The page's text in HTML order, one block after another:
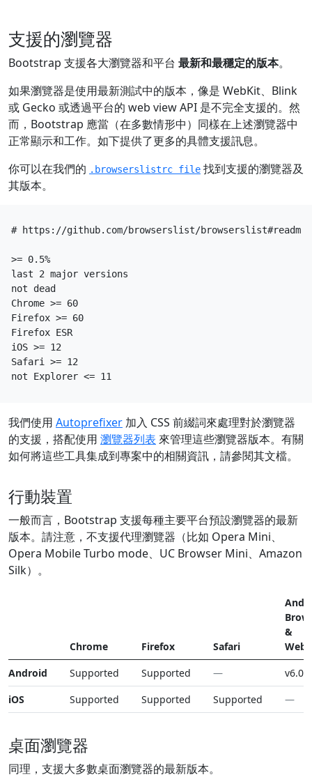
支援的瀏覽器
Bootstrap 支援各大瀏覽器和平台 最新和最穩定的版本。
如果瀏覽器是使用最新測試中的版本，像是 WebKit、Blink
或 Gecko 或透過平台的 web view API 是不完全支援的。然
而，Bootstrap 應當（在多數情形中）同樣在上述瀏覽器中
正常顯示和工作。如下提供了更多的具體支援訊息。
你可以在我們的 .browserslistrc file 找到支援的瀏覽器及
其版本。
# https://github.com/browserslist/browserslist#readme
>= 0.5%
last 2 major versions
not dead
Chrome >= 60
Firefox >= 60
Firefox ESR
iOS >= 12
Safari >= 12
我們使用 Autoprefixer 加入 CSS 前綴詞來處理對於瀏覽器
的支援，搭配使用 瀏覽器列表 來管理這些瀏覽器版本。有關
如何將這些工具集成到專案中的相關資訊，請參閱其文檔。
行動裝置
一般而言，Bootstrap 支援每種主要平台預設瀏覽器的最新
版本。請注意，不支援代理瀏覽器（比如 Opera Mini、
Opera Mobile Turbo mode、UC Browser Mini、Amazon
Silk）。
Chrome Firefox Safari
&
Android
Supported Supported —
v6.0+
iOS
Supported Supported Supported —
桌面瀏覽器
同理，支援大多數桌面瀏覽器的最新版本。